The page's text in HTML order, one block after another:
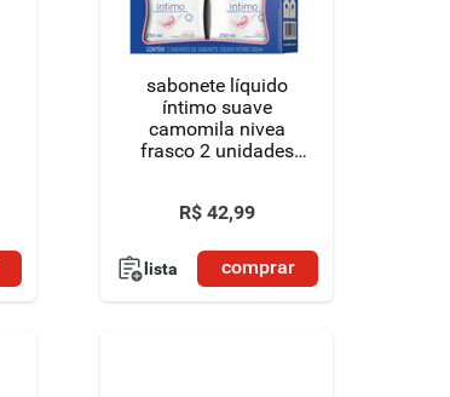
sabonete líquido
íntimo suave
camomila nivea
frasco 2 unidades
R$ 42,99
lista comprar